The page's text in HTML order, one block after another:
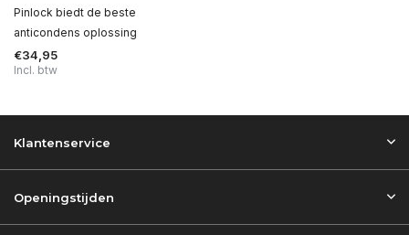
Pinlock biedt de beste
anticondens oplossing
€34,95
Incl. btw
Klantenservice
Openingstijden